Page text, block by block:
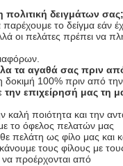
πολιτική δειγμάτων σας;
το δείγμα εάν
οι πελάτες πρέπει να
τα αγαθά σας πριν
δοκιμή 100% πριν από
την επιχείρησή μας τη
ποιότητα και την
το όφελος πελατών μας
πελάτη ως φίλο μας και
κάνουμε τους φίλους με
προέρχονται από